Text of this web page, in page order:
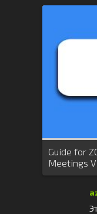
Guide for
Meetings